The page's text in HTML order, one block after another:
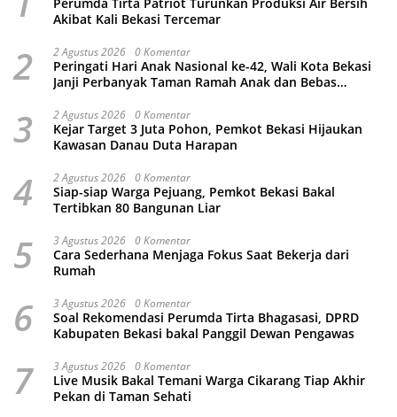
Akibat Kali Bekasi Tercemar
2 2 Agustus 2026 0 Komentar
Peringati Hari Anak Nasional ke-42, Wali Kota Bekasi
Janji Perbanyak Taman Ramah Anak dan Bebas
3 2 Agustus 2026 0 Komentar
Kejar Target 3 Juta Pohon, Pemkot Bekasi Hijaukan
Kawasan Danau Duta Harapan
4 2 Agustus 2026 0 Komentar
Siap-siap Warga Pejuang, Pemkot Bekasi Bakal
Tertibkan 80 Bangunan Liar
5 3 Agustus 2026 0 Komentar
Cara Sederhana Menjaga Fokus Saat Bekerja dari
Rumah
6 3 Agustus 2026 0 Komentar
Soal Rekomendasi Perumda Tirta Bhagasasi, DPRD
Kabupaten Bekasi bakal Panggil Dewan Pengawas
7 3 Agustus 2026 0 Komentar
Live Musik Bakal Temani Warga Cikarang Tiap Akhir
Pekan di Taman Sehati